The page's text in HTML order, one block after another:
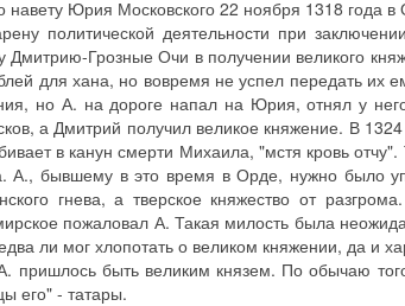
Юрия Московского 22 ноября 1318 года
политической деятельности при
Дмитрию-Грозные Очи в получении великого
для хана, но вовремя не успел передать их
но А. на дороге напал на Юрия, отнял у него
а Дмитрий получил великое княжение. В
в канун смерти Михаила, "мстя кровь отчу".
бывшему в это время в Орде, нужно было
гнева, а тверское княжество от
пожаловал А. Такая милость была
ли мог хлопотать о великом княжении, да и
пришлось быть великим князем. По обычаю
его" - татары.